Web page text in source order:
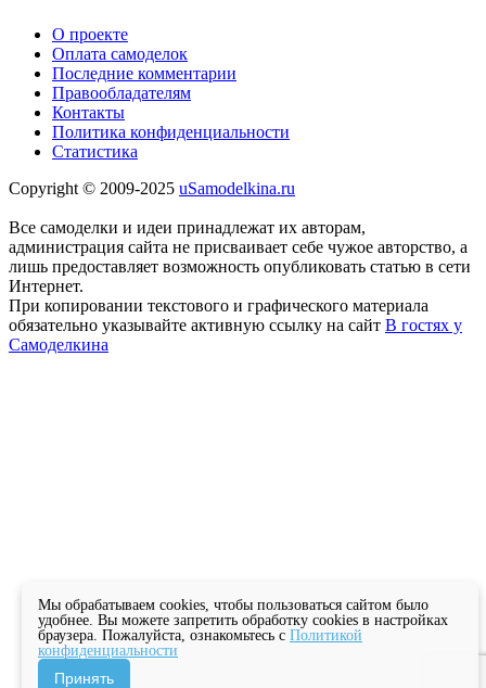
О проекте
Оплата самоделок
Последние комментарии
Правообладателям
Контакты
Политика конфиденциальности
Статистика
Copyright © 2009-2025 uSamodelkina.ru
Все самоделки и идеи принадлежат их авторам,
администрация сайта не присваивает себе чужое авторство, а
лишь предоставляет возможность опубликовать статью в сети
Интернет.
При копировании текстового и графического материала
обязательно указывайте активную ссылку на сайт В гостях у
Самоделкина
Мы обрабатываем cookies, чтобы пользоваться сайтом было
удобнее. Вы можете запретить обработку cookies в настройках
браузера. Пожалуйста, ознакомьтесь с Политикой
конфиденциальности
Принять